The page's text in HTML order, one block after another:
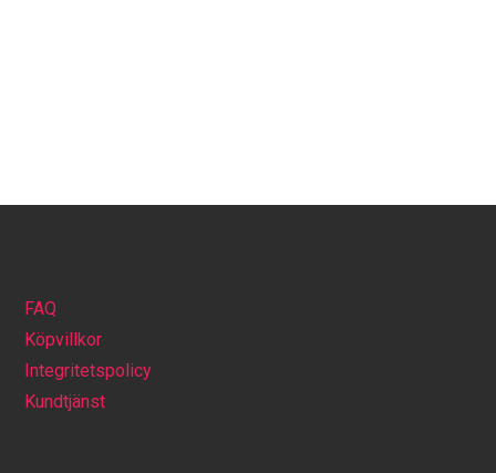
FAQ
Köpvillkor
Integritetspolicy
Kundtjänst